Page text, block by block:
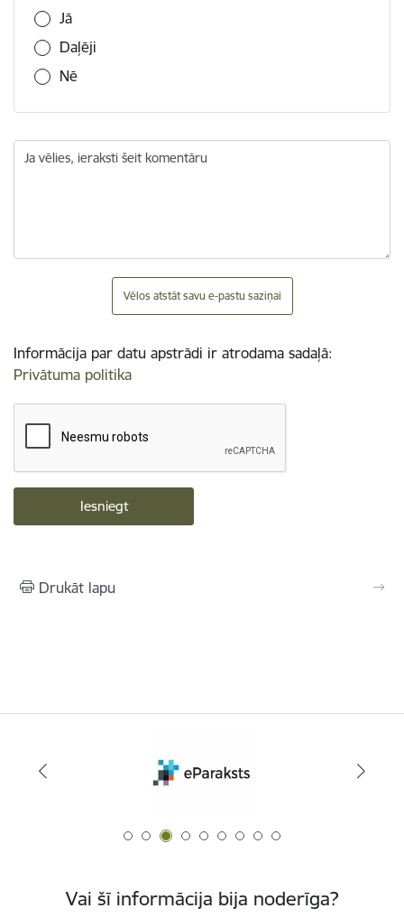
Jā
Daļēji
Nē
Ja vēlies, ieraksti šeit komentāru
Vēlos atstāt savu e-pastu saziņai
Informācija par datu apstrādi ir atrodama sadaļā:
Privātuma politika
Drukāt lapu
Vai šī informācija bija noderīga?